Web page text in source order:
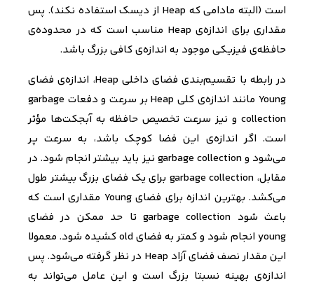
است (البته مادامی که Heap از دیسک استفاده نکند). پس
مقداری برای اندازه‌ی Heap مناسب است که در محدوده‌ی
حافظه‌ی فیزیکی موجود به اندازه‌ی کافی بزرگ باشد.
در رابطه با تقسیم‌بندی فضای داخلی Heap، اندازه‌ی فضای
Youngمانند اندازه‌ی کلی Heapبر سرعت و دفعات garbage
collection و نیز سرعت تخصیص حافظه به آبجکت‌ها مؤثر
است. اگر اندازه‌ی این فضا کوچک باشد، به سرعت پر
می‌شود و garbage collection نیز باید بیشتر انجام شود. در
مقابل، garbage collection برای یک فضای بزرگ بیشتر طول
می‌کشد. بهترین اندازه برای فضایYoung مقداری است که
باعث شود garbage collection تا حد ممکن در فضای
young انجام شود و کمتر به فضای oldکشیده شود. معمولا
این مقدار نصف فضای آزاد Heap در نظر گرفته می‌شود. پس
اندازه‌ی بهینه نسبتا بزرگ است و این عامل می‌تواند به